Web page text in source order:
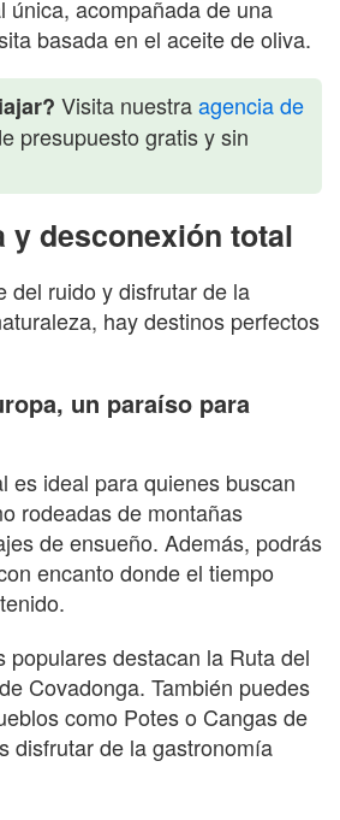
única, acompañada de una
basada en el aceite de oliva.
Visita nuestraagencia de
presupuesto gratis y sin
y desconexión total
del ruido y disfrutar de la
hay destinos perfectos
un paraíso para
es ideal para quienes buscan
rodeadas de montañas
de ensueño. Además, podrás
encanto donde el tiempo
populares destacan la Ruta del
Covadonga. También puedes
como Potes o Cangas de
disfrutar de la gastronomía